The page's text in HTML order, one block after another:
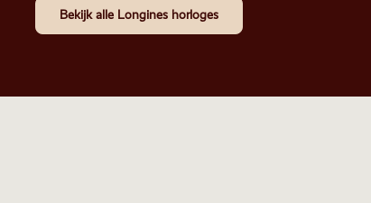
Bekijk alle Longines horloges